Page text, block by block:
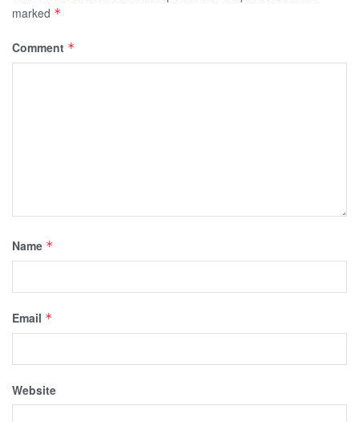
marked *
Comment *
Name *
Email *
Website